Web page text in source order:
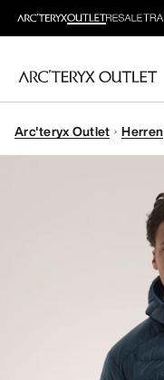
DAMEN
Arc'teryx Outlet Herren